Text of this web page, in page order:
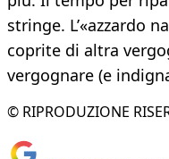
stringe. L’«azzardo
coprite di altra
vergognare (e
© RIPRODUZIONE